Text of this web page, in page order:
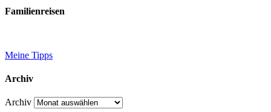
Familienreisen
Meine Tipps
Archiv
Archiv